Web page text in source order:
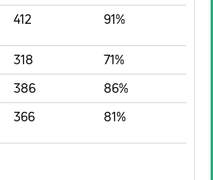
412 91%
318
71%
386
86%
366 81%